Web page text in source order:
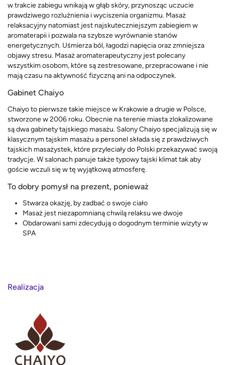
w trakcie zabiegu wnikają w głąb skóry, przynosząc uczucie
prawdziwego rozluźnienia i wyciszenia organizmu. Masaż
relaksacyjny natomiast jest najskuteczniejszym zabiegiem w
aromaterapii i pozwala na szybsze wyrównanie stanów
energetycznych. Uśmierza ból, łagodzi napięcia oraz zmniejsza
objawy stresu. Masaż aromaterapeutyczny jest polecany
wszystkim osobom, które są zestresowane, przepracowane i nie
mają czasu na aktywność fizyczną ani na odpoczynek.
Gabinet Chaiyo
Chaiyo to pierwsze takie miejsce w Krakowie a drugie w Polsce,
stworzone w 2006 roku. Obecnie na terenie miasta zlokalizowane
są dwa gabinety tajskiego masażu. Salony Chaiyo specjalizują się w
klasycznym tajskim masażu a personel składa się z prawdziwych
tajskich masażystek, które przyleciały do Polski przekazywać swoją
tradycje. W salonach panuje także typowy tajski klimat tak aby
goście wczuli się w tę wyjątkową atmosferę.
To dobry pomysł na prezent, ponieważ
Stwarza okazję, by zadbać o swoje ciało
Masaż jest niezapomnianą chwilą relaksu we dwoje
Obdarowani sami zdecydują o dogodnym terminie wizyty w
SPA
Realizacja